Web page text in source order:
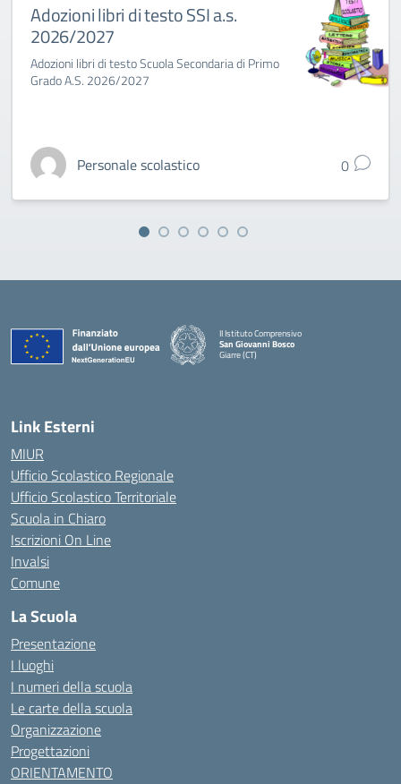
Adozioni libri di testo SSI a.s.
2026/2027
Adozioni libri di testo Scuola Secondaria di Primo
Grado A.S. 2026/2027
Personale scolastico 0
II Istituto Comprensivo
San Giovanni Bosco
Giarre (CT)
Link Esterni
MIUR
Ufficio Scolastico Regionale
Ufficio Scolastico Territoriale
Scuola in Chiaro
Iscrizioni On Line
Invalsi
Comune
La Scuola
Presentazione
I luoghi
I numeri della scuola
Le carte della scuola
Organizzazione
Progettazioni
ORIENTAMENTO